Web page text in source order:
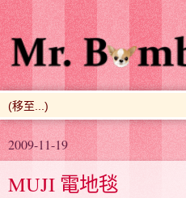
2009-11-19
MUJI 電地毯